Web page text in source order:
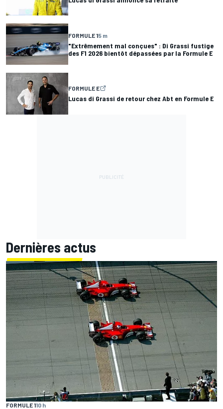
FORMULE 15 m
"Extrêmement mal conçues" : Di Grassi fustige
des F1 2026 bientôt dépassées par la Formule E
FORMULE E
Lucas di Grassi de retour chez Abt en Formule E
Dernières actus
FORMULE 110 h